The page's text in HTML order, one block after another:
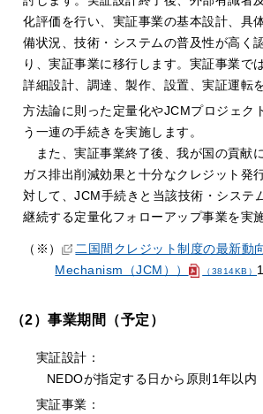
化評価を行い、実証事業の基本設計、具
備状況、技術・システムの普及性が高く
り、実証事業に移行します。実証事業で
詳細設計、調達、製作、設置、実証運転
方法論に則った定量化やJCMプロジェク
う一連の手続きを実施します。
また、実証事業終了後、我が国の貢献
ガス排出削減効果と十分なクレジット発
対して、JCM手続きと当該技術・システ
継続する定量化フォローアップ事業を実
（※）
二国間クレジット制度の最新動
Mechanism（JCM））
（3814KB）
（2）事業期間（予定）
実証設計：
NEDOが指定する日から原則1年以内
実証事業：